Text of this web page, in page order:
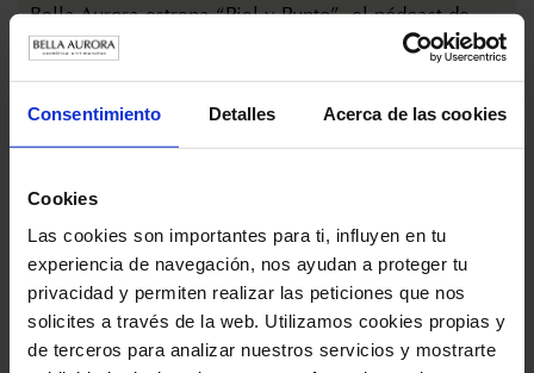
Consentimiento Detalles Acerca de las cookies
Cookies
Las cookies son importantes para ti, influyen en tu
experiencia de navegación, nos ayudan a proteger tu
privacidad y permiten realizar las peticiones que nos
solicites a través de la web. Utilizamos cookies propias y
de terceros para analizar nuestros servicios y mostrarte
Bella Aurora estrena “Piel y Punto”, el pódcast de
skincare